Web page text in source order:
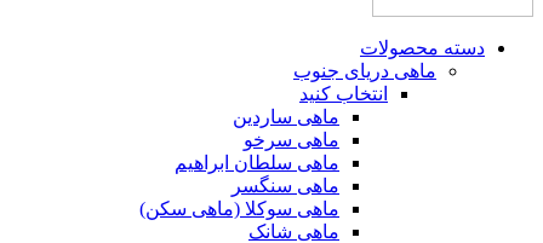
دسته محصولات
ماهی دریای جنوب
انتخاب کنید
ماهی ساردین
ماهی سرخو
ماهی سلطان ابراهیم
ماهی سنگسر
ماهی سوکلا (ماهی سکن)
ماهی شانک